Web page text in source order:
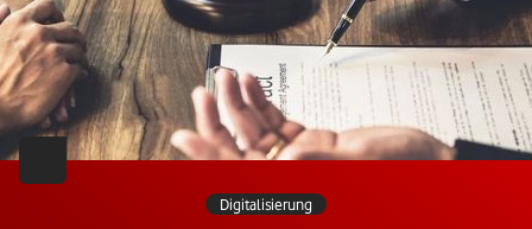
Digitalisierung